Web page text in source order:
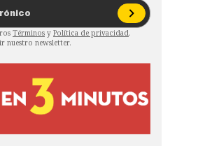
Términos y Política de privacidad.
nuestro newsletter.